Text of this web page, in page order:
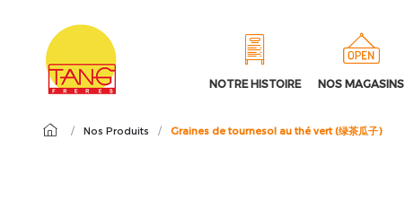
NOTRE HISTOIRE NOS MAGASINS
/ Nos Produits / Graines de tournesol au thé vert (绿茶瓜子)